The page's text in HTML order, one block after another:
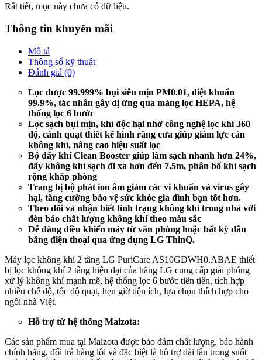
Rất tiết, mục này chưa có dữ liệu.
Thông tin khuyến mãi
Mô tả
Thông số kỹ thuật
Đánh giá (0)
Lọc được 99.999% bụi siêu mịn PM0.01, diệt khuẩn
99.9%, tác nhân gây dị ứng qua màng lọc HEPA, hệ
thống lọc 6 bước
Lọc sạch bụi mịn, khí độc hại nhờ công nghệ lọc khí 360
độ, cánh quạt thiết kế hình răng cưa giúp giảm lực cản
không khí, nâng cao hiệu suất lọc
Bộ đẩy khí Clean Booster giúp làm sạch nhanh hơn 24%,
đẩy không khí sạch đi xa hơn đến 7.5m, phân bố khí sạch
rộng khắp phòng
Trang bị bộ phát ion âm giảm các vi khuẩn và virus gây
hại, tăng cường bảo vệ sức khỏe gia đình bạn tốt hơn.
Theo dõi và nhận biết tình trạng không khí trong nhà với
đèn báo chất lượng không khí theo màu sắc
Dễ dàng điều khiển máy từ văn phòng hoặc bất kỳ đâu
bằng điện thoại qua ứng dụng LG ThinQ.
Máy lọc không khí 2 tầng LG PuriCare AS10GDWH0.ABAE thiết
bị lọc không khí 2 tầng hiện đại của hãng LG cung cấp giải phóng
xử lý không khí mạnh mẽ, hệ thống lọc 6 bước tiên tiến, tích hợp
nhiều chế độ, tốc độ quạt, hẹn giờ tiện ích, lựa chọn thích hợp cho
ngôi nhà Việt.
Hỗ trợ từ hệ thống Maizota:
Các sản phẩm mua tại Maizota được bảo đảm chất lượng, bảo hành
chính hãng, đổi trả hàng lỗi và đặc biệt là hỗ trợ dài lâu trong suốt